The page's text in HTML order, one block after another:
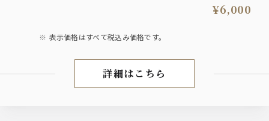
ザ・プレミアム・モルツ入り２時間飲み放題付きプラン
¥6,000
表示価格はすべて税込み価格です。
6月～8月夏宴会
詳細はこちら